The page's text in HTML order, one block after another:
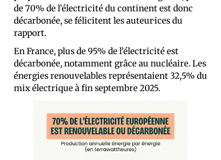
de 70% de l’électricité du continent est donc
décarbonée, se félicitent les auteur·ices du
rapport.
En France, plus de 95% de l’électricité est
décarbonée, notamment grâce au nucléaire. Les
énergies renouvelables représentaient 32,5% du
mix électrique à fin septembre 2025.